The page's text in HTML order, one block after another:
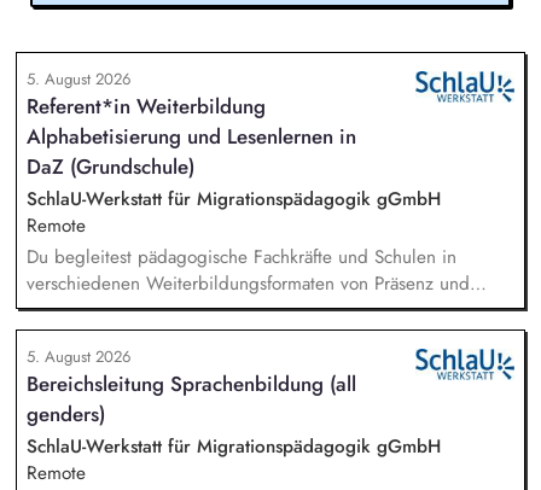
5. August 2026
Referent*in Weiterbildung
Alphabetisierung und Lesenlernen in
DaZ (Grundschule)
SchlaU-Werkstatt für Migrationspädagogik gGmbH
Remote
Du begleitest pädagogische Fachkräfte und Schulen in
verschiedenen Weiterbildungsformaten von Präsenz und
Online-Workshops bis hin zu pädogischen Tagen und erstellst
Online-Selbstlernkurse für unsere Plattform schlau-lernen.org.
Die inhaltlichen Schwerpunkte liegen dabei auf den
Bereichen Lesen lernen, Mehrsprachigkeitsbewusstsein und
Alphabetisierung in der Grundschule.
5. August 2026
Bereichsleitung Sprachenbildung (all
genders)
SchlaU-Werkstatt für Migrationspädagogik gGmbH
Remote